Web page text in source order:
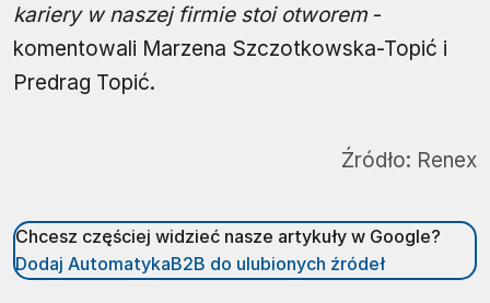
kariery w naszej firmie stoi otworem -
komentowali Marzena Szczotkowska-Topić i
Predrag Topić.
Źródło: Renex
Chcesz częściej widzieć nasze artykuły w Google?
Dodaj AutomatykaB2B do ulubionych źródeł